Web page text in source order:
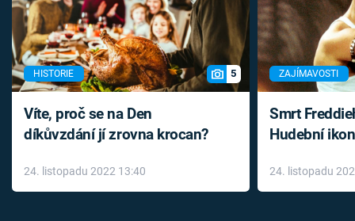
HISTORIE 5
Víte, proč se na Den
díkůvzdání jí zrovna krocan?
24. listopadu 2022 13:40
ZAJÍMAVOSTI
Smrt
Hudební
léky
24. listopadu